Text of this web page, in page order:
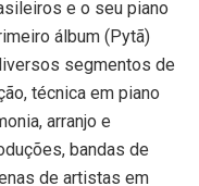
e o seu piano
álbum (Pytã)
segmentos de
técnica em piano
arranjo e
bandas de
de artistas em